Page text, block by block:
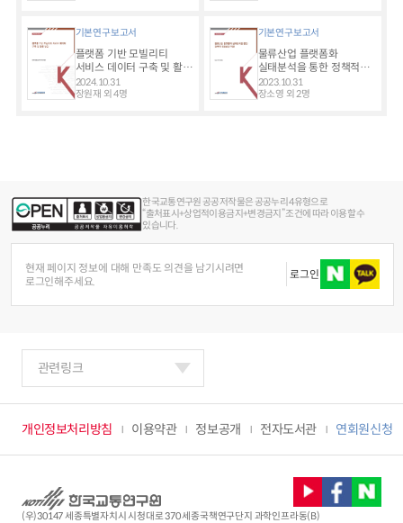
기본연구보고서
플랫폼 기반 모빌리티
서비스 데이터 구축 및 활용
방안
2024.10.31
장원재 외 4명
기본연구보고서
물류산업 플랫폼화
실태분석을 통한 정책적
대응방안 마련
2023.10.31
장소영 외 2명
한국교통연구원 공공저작물은 공공누리 4유형으로
“출처표시+상업적이용금지+변경금지” 조건에 따라 이용할 수
있습니다.
현재 페이지 정보에 대해 만족도 의견을 남기시려면
로그인해주세요.
로그인
개인정보처리방침 이용약관 정보공개 전자도서관 연회원신청
관련링크
(우)30147 세종특별자치시 시청대로 370 세종국책연구단지 과학인프라동(B)